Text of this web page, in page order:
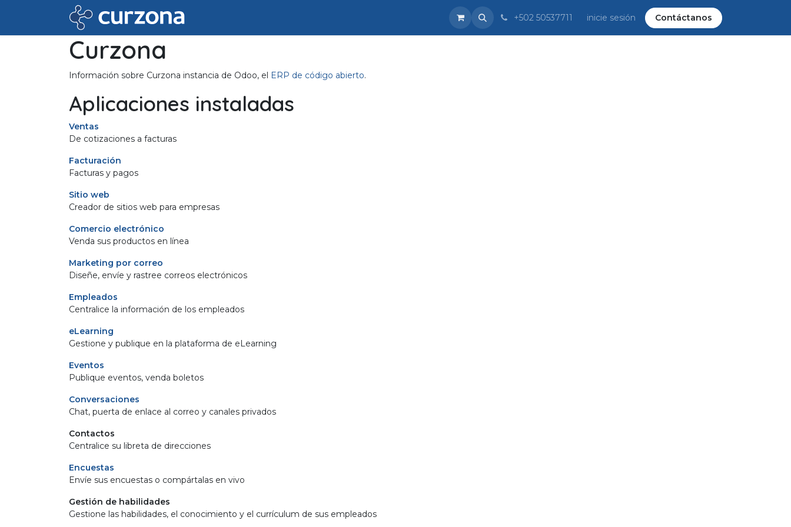
+502 50537711 inicie sesión Contáctanos
Curzona
Información sobre Curzona instancia de Odoo, el ERP de código abierto.
Aplicaciones instaladas
Ventas
De cotizaciones a facturas
Facturación
Facturas y pagos
Sitio web
Creador de sitios web para empresas
Comercio electrónico
Venda sus productos en línea
Marketing por correo
Diseñe, envíe y rastree correos electrónicos
Empleados
Centralice la información de los empleados
eLearning
Gestione y publique en la plataforma de eLearning
Eventos
Publique eventos, venda boletos
Conversaciones
Chat, puerta de enlace al correo y canales privados
Contactos
Centralice su libreta de direcciones
Encuestas
Envíe sus encuestas o compártalas en vivo
Gestión de habilidades
Gestione las habilidades, el conocimiento y el currículum de sus empleados